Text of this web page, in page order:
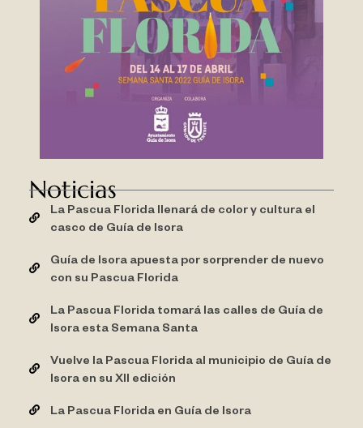
Noticias
La Pascua Florida llenará de color y cultura el
casco de Guía de Isora
Guía de Isora apuesta por sorprender de nuevo
con su Pascua Florida
La Pascua Florida tomará las calles de Guía de
Isora esta Semana Santa
Vuelve la Pascua Florida al municipio de Guía de
Isora en su XII edición
La Pascua Florida en Guía de Isora